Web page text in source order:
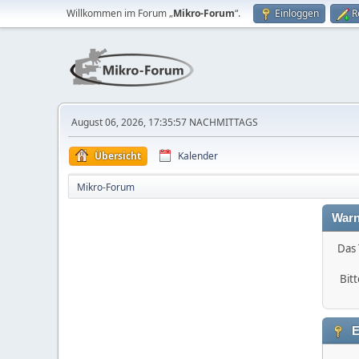
Willkommen im Forum „Mikro-Forum“. Einloggen
August 06, 2026, 17:35:57 NACHMITTAGS
Übersicht Kalender
Mikro-Forum